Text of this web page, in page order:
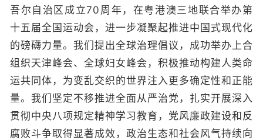
吾尔自治区成立70周年，在粤港澳三地联合举办第
十五届全国运动会，进一步凝聚起推进中国式现代化
的磅礴力量。我们提出全球治理倡议，成功举办上合
组织天津峰会、全球妇女峰会，积极推动构建人类命
运共同体，为变乱交织的世界注入更多确定性和正能
量。我们坚定不移推进全面从严治党，扎实开展深入
贯彻中央八项规定精神学习教育，党风廉政建设和反
腐败斗争取得显著成效，政治生态和社会风气持续向